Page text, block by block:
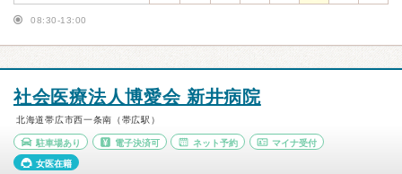
08:30-13:00
社会医療法人博愛会 新井病院
北海道帯広市西一条南（帯広駅）
駐車場あり 電子決済可 ネット予約 マイナ受付
女医在籍